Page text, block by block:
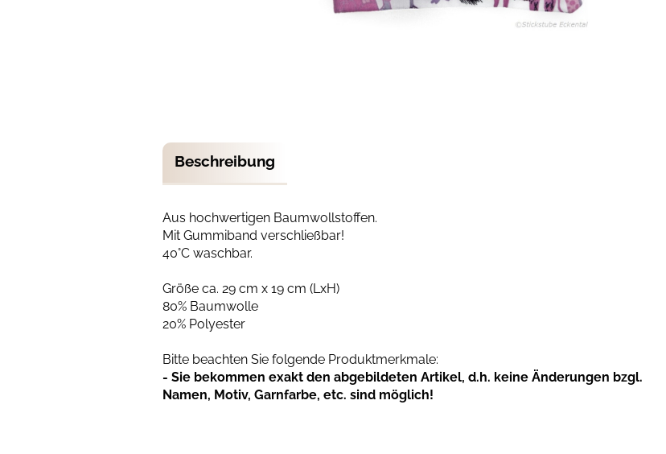
Beschreibung
Aus hochwertigen Baumwollstoffen.
Mit Gummiband verschließbar!
40°C waschbar.
Größe ca. 29 cm x 19 cm (LxH)
80% Baumwolle
20% Polyester
Bitte beachten Sie folgende Produktmerkmale:
- Sie bekommen exakt den abgebildeten Artikel, d.h. keine Änderungen bzgl.
Namen, Motiv, Garnfarbe, etc. sind möglich!